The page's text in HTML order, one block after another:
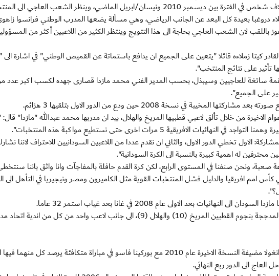
الحسن واتارا وخلفت مقتل 3 الاف شخص في الفترة بين ديسمبر 2010 ونيسان/ابريل الماضي، وينظر
دروغبا بعيدة كل البعد عن الجانب الرياضي، وهي مسألة يضعها المدرب الوطني فرانسوا زاهوي
باللقب لان الشعب العاجي بحاجة الى هذا التتويج وينتظر الكثير من اللاعبين أكثر من
كيتا زملاءه قائلا "يتعين على الجميع ان يدافع باستماتة عن القميص الوطني" في اشارة
تأثير على نتائج المنتخب".
سائغة للعاجيين وسيبذل، بحسب المدير الفني محمد مازدا قصارى جهده لكسب اكبر عدد
على الجميع".
في نسخة 2008 حين ودع من الدور الاول بتلقيها 3 هزائم.
الاخيرة من خلال تألق لاعبي قطبيها المريخ والهلال، بيد ان مدربها محمد عبدالله "مازدا"
الافريقية 5 مرات اخرى حتى نستطيع مواكبة هذه المنتخبات".
الاول تخطي الدور الاول، والثاني ان نقدم عددا من اللاعبين السودانيين للاحتراف لاننا
محترفين له اهمية كبيرة بالنسبة الى الكرة السودانية".
صعبة، ونحن صنفنا في المستوى الرابع، لكن كرة القدم حافلة بالمفاجآت وانا واثق باننا
امم افريقيا والدليل فشل المنتخبات القوية مثل الكاميرون ومصر ونيجيريا في التأهل الى
النهائيات بعد الاولى عام 2008 في غانا بعد غياب استمر 32 عاما.
ويعول السودان على تشكيلته المدججة بنجوم القطبين المريخ (10) والهلال (9)، الى جانب لاعب واحد من
وضمن المجموعة ذاتها، تلتقي انغولا مضيفة النسخة الاخيرة عام 2010 مع بوركينا فاسو في مباراة متكافئة
الى الدور ربع النهائي.